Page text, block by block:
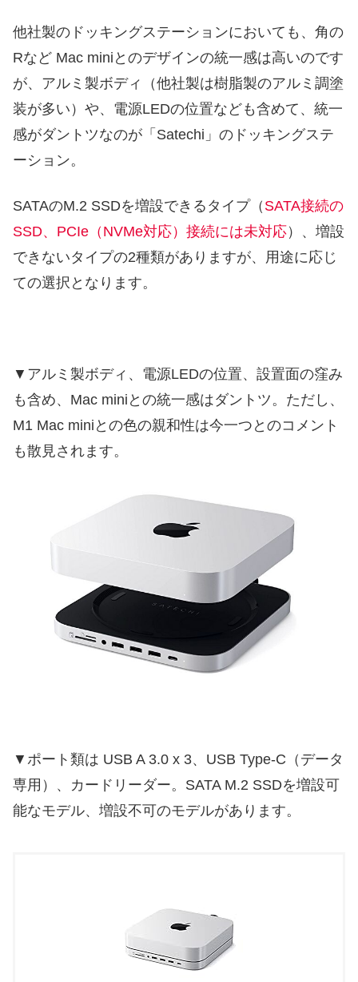
他社製のドッキングステーションにおいても、角の
Rなど Mac miniとのデザインの統一感は高いのです
が、アルミ製ボディ（他社製は樹脂製のアルミ調塗
装が多い）や、電源LEDの位置なども含めて、統一
感がダントツなのが「Satechi」のドッキングステ
ーション。
SATAのM.2 SSDを増設できるタイプ（ SATA接続の
SSD、PCIe（NVMe対応）接続には未対応）、増設
できないタイプの2種類がありますが、用途に応じ
ての選択となります。
▼アルミ製ボディ、電源LEDの位置、設置面の窪み
も含め、Mac miniとの統一感はダントツ。ただし、
M1 Mac miniとの色の親和性は今一つとのコメント
も散見されます。
▼ポート類は USB A 3.0 x 3、USB Type-C（データ
専用）、カードリーダー。SATA M.2 SSDを増設可
能なモデル、増設不可のモデルがあります。